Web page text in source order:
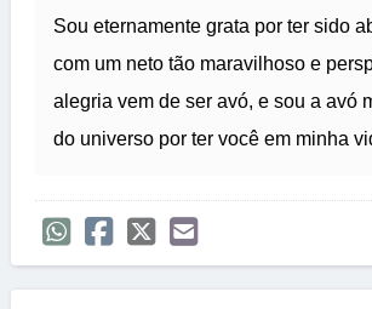
Sou eternamente grata por ter sido
com um neto tão maravilhoso e
alegria vem de ser avó, e sou a avó
do universo por ter você em minha